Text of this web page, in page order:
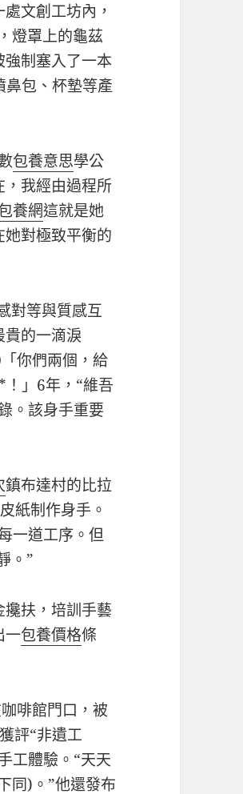
文創工坊內，
燈罩上的龜茲
制塞入了一本
包、杯墊等產
包養意思學公
我經由過程所
養網這就是她
她對極致平衡的
對等與質感互
貴的一滴淚
你們兩個，給
」6年，“維吾
。該身手重要
鎮布達村的比拉
紙制作身手。
一道工序。但
。”
扶，培訓手藝
一包養價格條
啡館門口，被
評“非遺工
工體驗。“天天
同)。”他還發布